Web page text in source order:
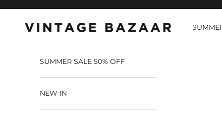
Vintage Bazaar
SUMMER SALE 50% OFF
NEW IN